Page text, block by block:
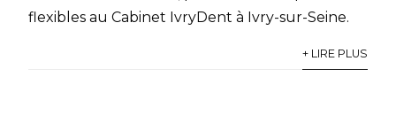
flexibles au Cabinet IvryDent à Ivry-sur-Seine.
+ LIRE PLUS